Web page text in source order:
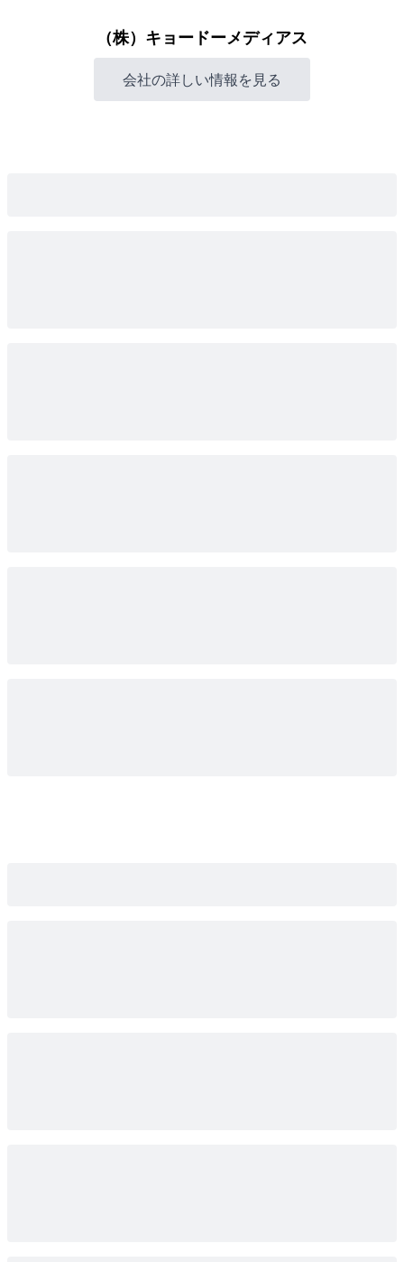
（株）キョードーメディアス
会社の詳しい情報を見る